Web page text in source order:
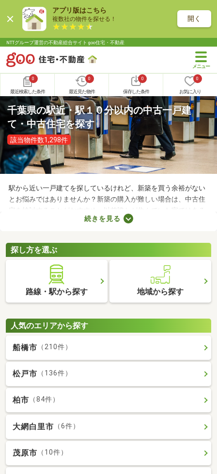
アプリ版はこちら
複数社の物件を探せる！ 開く
NTTグループ運営の不動産総合サイト goo住宅・不動産
0
最近検索した条件
0
最近見た物件
0
保存した条件
0
お気に入り
千葉県の駅近・駅１０分以内の中古一戸建
て・中古住宅を探す
該当物件数1,298件
駅から近い一戸建てを探しているけれど、新築を買う余裕がない
とお悩みではありませんか？新築の購入が難しい場合は、中古住
宅を検討することがおすすめ。以前誰かが住んでいた家ではある
ものの、費用を大幅に抑えられるメリットがあります。ここで
続きを見る
探し方を選ぶ
路線・駅から探す 地域から探す
人気のエリアから探す
船橋市 （210件）
松戸市 （136件）
柏市 （84件）
大網白里市 （6件）
茂原市 （10件）